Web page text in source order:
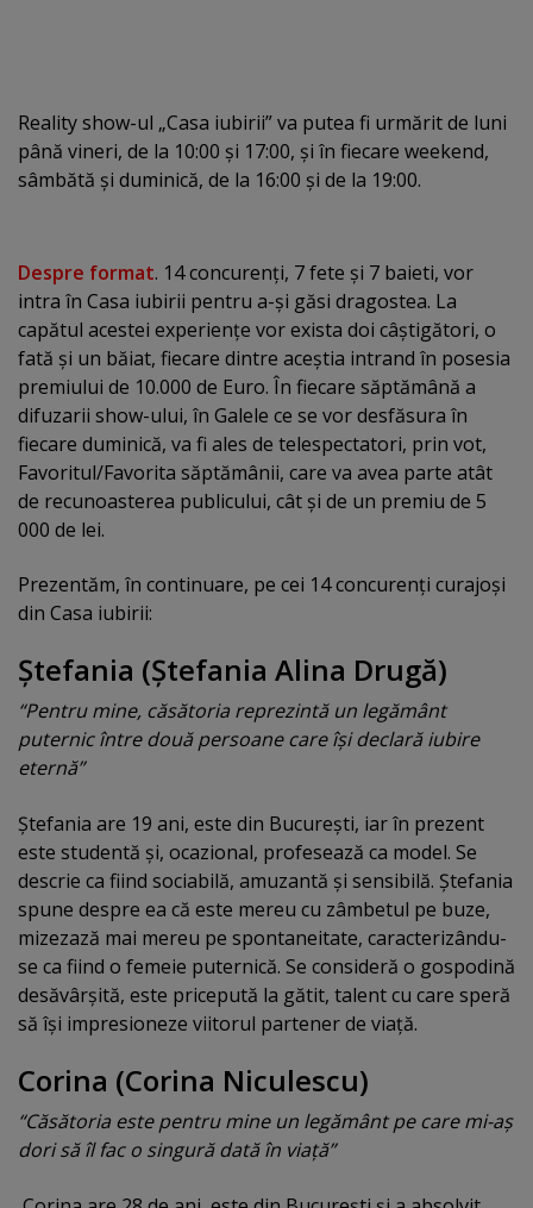
Reality show-ul „Casa iubirii” va putea fi urmărit de luni
până vineri, de la 10:00 şi 17:00, şi în fiecare weekend,
sâmbătă şi duminică, de la 16:00 şi de la 19:00.
Despre format. 14 concurenţi, 7 fete şi 7 baieti, vor
intra în Casa iubirii pentru a-şi găsi dragostea. La
capătul acestei experienţe vor exista doi câştigători, o
fată şi un băiat, fiecare dintre aceştia intrand în posesia
premiului de 10.000 de Euro. În fiecare săptămână a
difuzarii show-ului, în Galele ce se vor desfăsura în
fiecare duminică, va fi ales de telespectatori, prin vot,
Favoritul/Favorita săptămânii, care va avea parte atât
de recunoasterea publicului, cât şi de un premiu de 5
000 de lei.
Prezentăm, în continuare, pe cei 14 concurenţi curajoşi
din Casa iubirii:
Ştefania (Ştefania Alina Drugă)
“Pentru mine, căsătoria reprezintă un legământ
puternic între două persoane care îşi declară iubire
eternă”
Ştefania are 19 ani, este din Bucureşti, iar în prezent
este studentă şi, ocazional, profesează ca model. Se
descrie ca fiind sociabilă, amuzantă şi sensibilă. Ştefania
spune despre ea că este mereu cu zâmbetul pe buze,
mizezază mai mereu pe spontaneitate, caracterizându-
se ca fiind o femeie puternică. Se consideră o gospodină
desăvârşită, este pricepută la gătit, talent cu care speră
să îşi impresioneze viitorul partener de viaţă.
Corina (Corina Niculescu)
“Căsătoria este pentru mine un legământ pe care mi-aş
dori să îl fac o singură dată în viaţă”